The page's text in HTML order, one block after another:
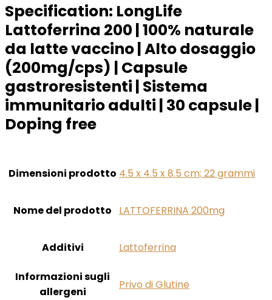
Specification: LongLife
Lattoferrina 200 | 100% naturale
da latte vaccino | Alto dosaggio
(200mg/cps) | Capsule
gastroresistenti | Sistema
immunitario adulti | 30 capsule |
Doping free
Dimensioni prodotto ‎4.5 x 4.5 x 8.5 cm; 22 grammi
Nome del prodotto ‎LATTOFERRINA 200mg
Additivi ‎Lattoferrina
Informazioni sugli
allergeni
‎Privo di Glutine